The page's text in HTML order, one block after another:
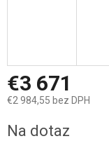
€3 671
€2 984,55 bez DPH
cena:
Na dotaz